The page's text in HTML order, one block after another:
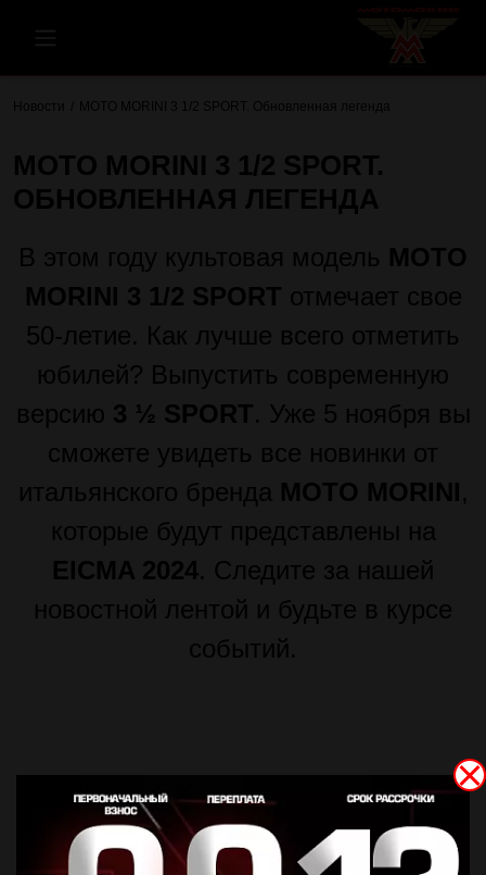
Новости MOTO MORINI 3 1/2 SPORT. Обновленная легенда
MOTO MORINI 3 1/2 SPORT.
ОБНОВЛЕННАЯ ЛЕГЕНДА
В этом году культовая модель MOTO
MORINI 3 1/2 SPORT отмечает свое
50-летие. Как лучше всего отметить
юбилей? Выпустить современную
версию 3 ½ SPORT. Уже 5 ноября вы
сможете увидеть все новинки от
итальянского бренда MOTO MORINI,
которые будут представлены на
EICMA 2024. Следите за нашей
новостной лентой и будьте в курсе
событий.
Поделиться новостью в социальных сетях: